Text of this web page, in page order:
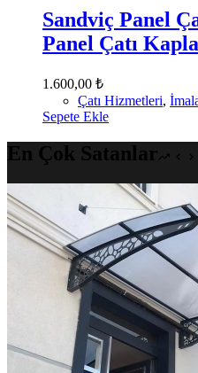
Sandviç Panel
Panel Çatı
1.600,00 ₺
Çatı Hizmetleri,
Sepete Ekle
En Çok Satanlar